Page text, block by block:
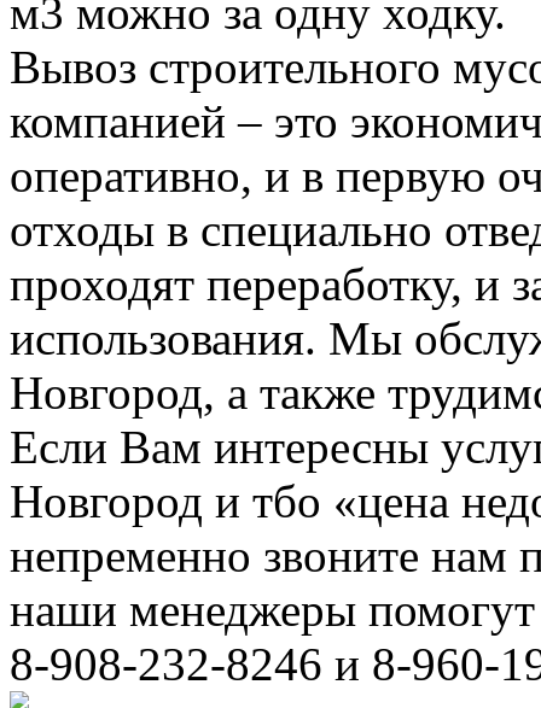
м3 можно за одну ходку.
Вывоз строительного
компанией – это
оперативно, и в первую
отходы в специально
проходят переработку, и
использования. Мы
Новгород, а также
Если Вам интересны
Новгород и тбо «цена
непременно звоните нам
наши менеджеры помогут
8-908-232-8246 и 8-960-